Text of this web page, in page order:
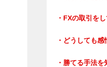
・FXの取引を
・どうしても
・勝てる手法を